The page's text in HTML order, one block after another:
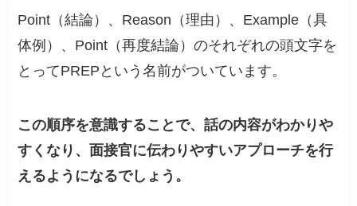
Point（結論）、Reason（理由）、Example（具
体例）、Point（再度結論）のそれぞれの頭文字を
とってPREPという名前がついています。
この順序を意識することで、話の内容がわかりや
すくなり、面接官に伝わりやすいアプローチを行
えるようになるでしょう。